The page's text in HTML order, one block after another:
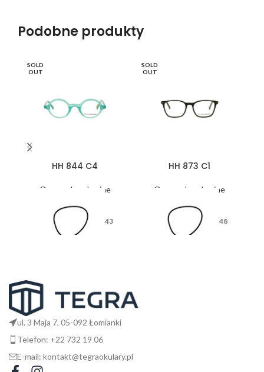
Podobne produkty
SOLD
OUT
HH 844 C4
Oprawy korekcyjne
43
26
145
SOLD
OUT
HH 873 C1
Oprawy korekcyjne
48
ul. 3 Maja 7, 05-092 Łomianki
Telefon: +22 732 19 06
E-mail: kontakt@tegraokulary.pl